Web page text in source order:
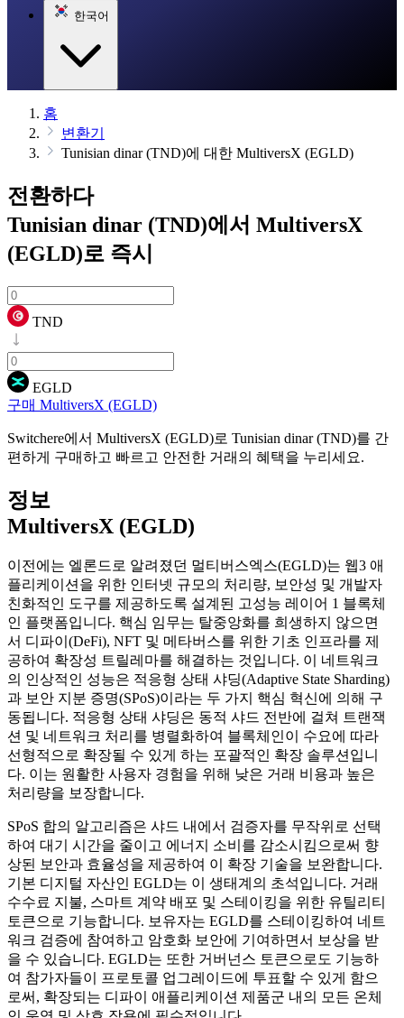
한국어
홈
변환기
Tunisian dinar (TND)에 대한 MultiversX (EGLD)
전환하다
Tunisian dinar (TND)에서 MultiversX
(EGLD)로 즉시
TND
EGLD
구매 MultiversX (EGLD)
Switchere에서 MultiversX (EGLD)로 Tunisian dinar (TND)를 간
편하게 구매하고 빠르고 안전한 거래의 혜택을 누리세요.
정보
MultiversX (EGLD)
이전에는 엘론드로 알려졌던 멀티버스엑스(EGLD)는 웹3 애
플리케이션을 위한 인터넷 규모의 처리량, 보안성 및 개발자
친화적인 도구를 제공하도록 설계된 고성능 레이어 1 블록체
인 플랫폼입니다. 핵심 임무는 탈중앙화를 희생하지 않으면
서 디파이(DeFi), NFT 및 메타버스를 위한 기초 인프라를 제
공하여 확장성 트릴레마를 해결하는 것입니다. 이 네트워크
의 인상적인 성능은 적응형 상태 샤딩(Adaptive State Sharding)
과 보안 지분 증명(SPoS)이라는 두 가지 핵심 혁신에 의해 구
동됩니다. 적응형 상태 샤딩은 동적 샤드 전반에 걸쳐 트랜잭
션 및 네트워크 처리를 병렬화하여 블록체인이 수요에 따라
선형적으로 확장될 수 있게 하는 포괄적인 확장 솔루션입니
다. 이는 원활한 사용자 경험을 위해 낮은 거래 비용과 높은
처리량을 보장합니다.
SPoS 합의 알고리즘은 샤드 내에서 검증자를 무작위로 선택
하여 대기 시간을 줄이고 에너지 소비를 감소시킴으로써 향
상된 보안과 효율성을 제공하여 이 확장 기술을 보완합니다.
기본 디지털 자산인 EGLD는 이 생태계의 초석입니다. 거래
수수료 지불, 스마트 계약 배포 및 스테이킹을 위한 유틸리티
토큰으로 기능합니다. 보유자는 EGLD를 스테이킹하여 네트
워크 검증에 참여하고 암호화 보안에 기여하면서 보상을 받
을 수 있습니다. EGLD는 또한 거버넌스 토큰으로도 기능하
여 참가자들이 프로토콜 업그레이드에 투표할 수 있게 함으
로써, 확장되는 디파이 애플리케이션 제품군 내의 모든 온체